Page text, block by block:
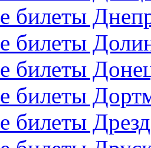
билеты
билеты
билеты
билеты
билеты